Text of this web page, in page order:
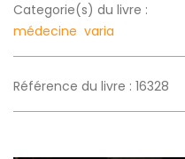
Categorie(s) du livre :
médecine varia
Référence du livre : 16328